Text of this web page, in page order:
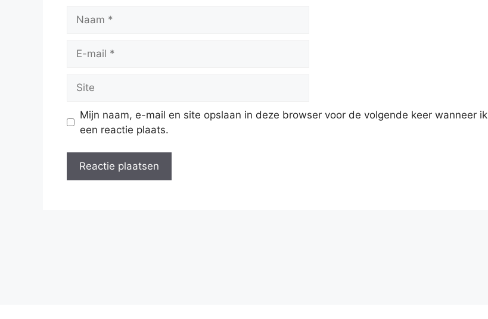
mail
Mijn naam, e-mail en site opslaan in deze browser voor de volgende keer wanneer ik
een reactie plaats.